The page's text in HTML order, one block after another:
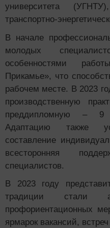
университета
транспортно-
В начале
молодых
особенностями
Прикамье», что
рабочем месте. В 2023
производственную
преддипломную – 9
Адаптацию также
составление
всесторонняя
специалистов.
В 2023 году
традиции стали
профориентационных
ярмарок вакансий,